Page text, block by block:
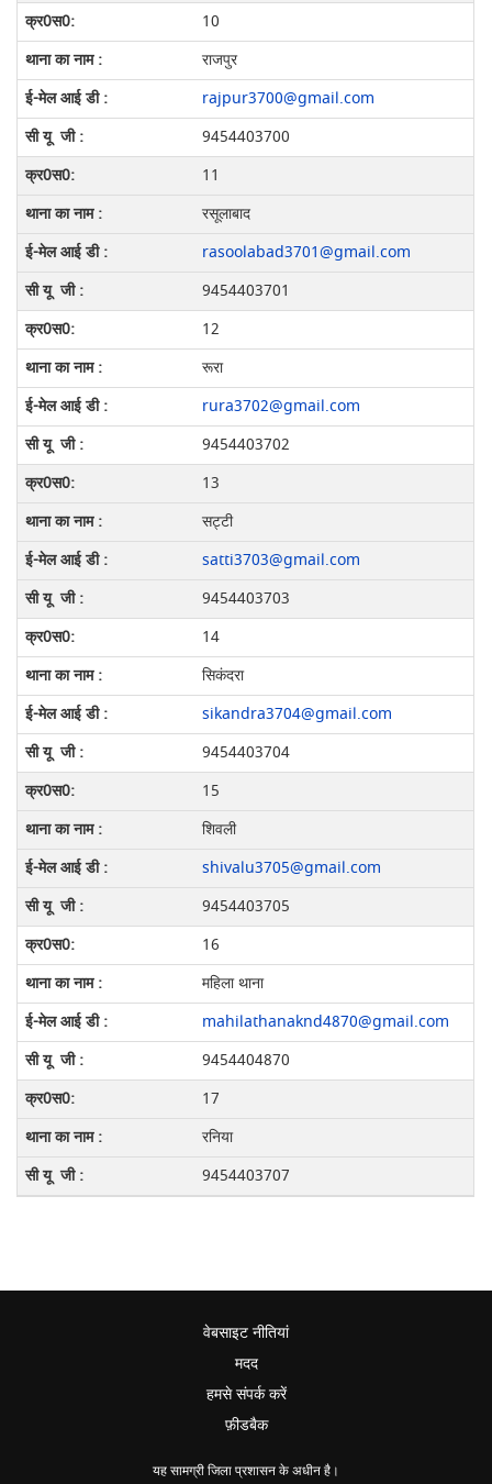
10
राजपुर
rajpur3700@gmail.com
9454403700
11
रसूलाबाद
rasoolabad3701@gmail.com
9454403701
12
रूरा
rura3702@gmail.com
9454403702
13
सट्टी
satti3703@gmail.com
9454403703
14
सिकंदरा
sikandra3704@gmail.com
9454403704
15
शिवली
shivalu3705@gmail.com
9454403705
16
महिला थाना
mahilathanaknd4870@gmail.com
9454404870
17
रनिया
9454403707
वेबसाइट नीतियां
मदद
हमसे संपर्क करें
फ़ीडबैक
यह सामग्री जिला प्रशासन के अधीन है।